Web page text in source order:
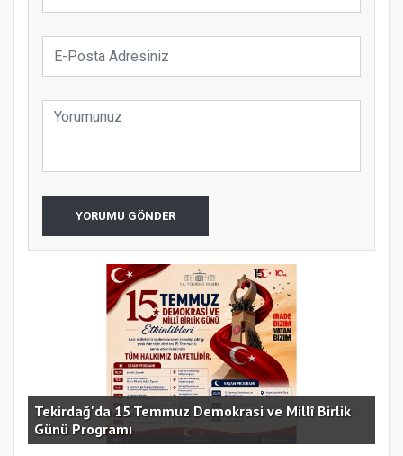
YORUMU GÖNDER
Tekirdağ'da 15 Temmuz Demokrasi ve Millî Birlik
Günü Programı